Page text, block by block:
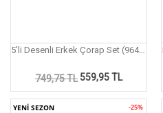
5'li Desenli Erkek Çorap Set (964P)
749,75 TL 559,95 TL
YENİ SEZON -25%